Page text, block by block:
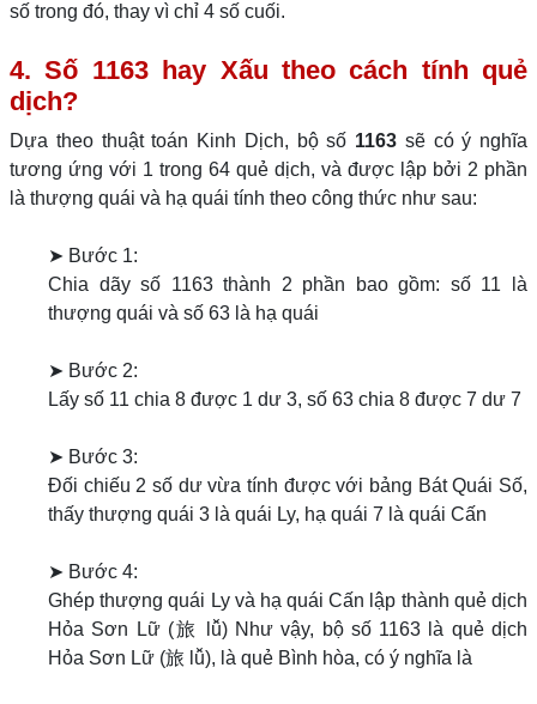
số trong đó, thay vì chỉ 4 số cuối.
4. Số 1163 hay Xấu theo cách tính quẻ
dịch?
Dựa theo thuật toán Kinh Dịch, bộ số 1163 sẽ có ý nghĩa
tương ứng với 1 trong 64 quẻ dịch, và được lập bởi 2 phần
là thượng quái và hạ quái tính theo công thức như sau:
➤ Bước 1:
Chia dãy số 1163 thành 2 phần bao gồm: số 11 là
thượng quái và số 63 là hạ quái
➤ Bước 2:
Lấy số 11 chia 8 được 1 dư 3, số 63 chia 8 được 7 dư 7
➤ Bước 3:
Đối chiếu 2 số dư vừa tính được với bảng Bát Quái Số,
thấy thượng quái 3 là quái Ly, hạ quái 7 là quái Cấn
➤ Bước 4:
Ghép thượng quái Ly và hạ quái Cấn lập thành quẻ dịch
Hỏa Sơn Lữ (旅 lǚ) Như vậy, bộ số 1163 là quẻ dịch
Hỏa Sơn Lữ (旅 lǚ), là quẻ Bình hòa, có ý nghĩa là